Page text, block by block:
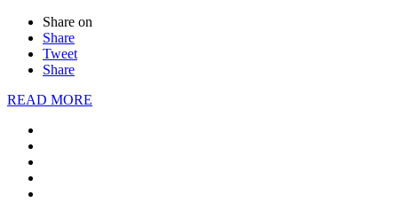
Share on
Share
Tweet
Share
READ MORE